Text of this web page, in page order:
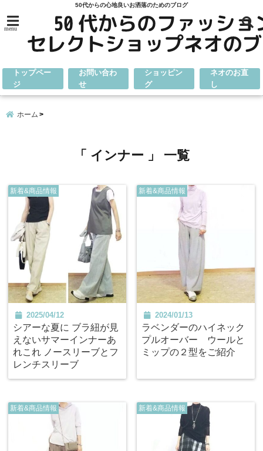
50代からの心地良いお洒落のためのブログ
menu
トップペー
ジ
お問い合わ
せ
ショッピン
グ
ネオのお直
し
ホーム
「 インナー 」 一覧
新着&商品情報
2025/04/12
シアーな夏に ブラ紐が見
えないサマーインナーあ
れこれ ノースリーブとフ
レンチスリーブ
新着&商品情報
2024/01/13
ラベンダーのハイネック
プルオーバー ウールと
ミップの２型をご紹介
新着&商品情報 新着&商品情報